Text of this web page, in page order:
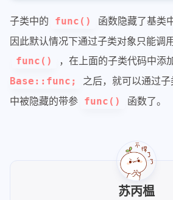
子类中的 func() 函数隐藏了基类
因此默认情况下通过子类对象只能调
func() ，在上面的子类代码中添
Base::func;
之后，就可以通过
中被隐藏的带参 func() 函数了。
苏丙榅